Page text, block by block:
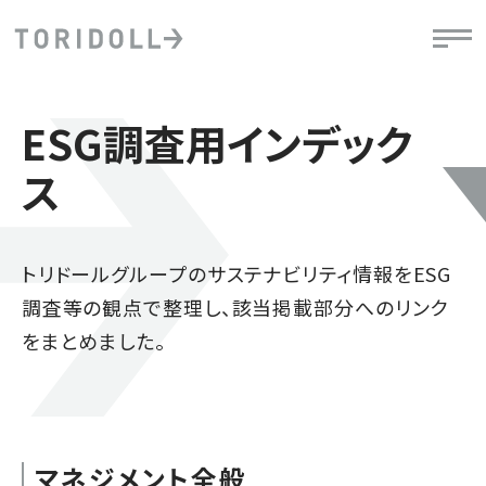
ESG調査用インデック
ス
トリドールグループのサステナビリティ情報をESG
調査等の観点で整理し、該当掲載部分へのリンク
をまとめました。
マネジメント全般